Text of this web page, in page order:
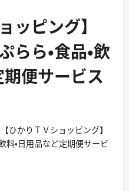
ッピング】
ら・食品・飲
期便サービス
ひかりＴＶショッピング】
料・日用品など定期便サービ